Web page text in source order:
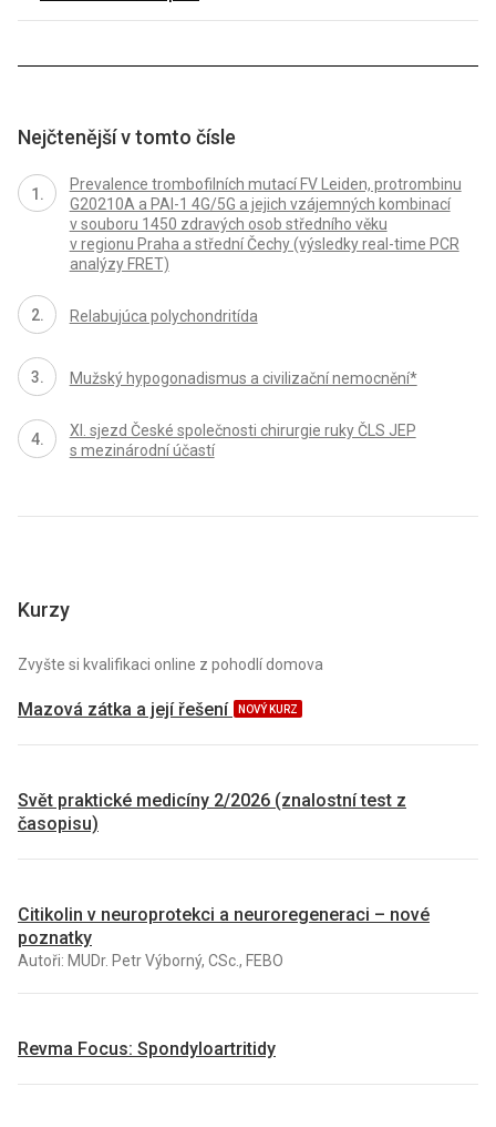
Nejčtenější v tomto čísle
Prevalence trombofilních mutací FV Leiden, protrombinu
G20210A a PAI-1 4G/5G a jejich vzájemných kombinací
v souboru 1450 zdravých osob středního věku
v regionu Praha a střední Čechy (výsledky real-time PCR
analýzy FRET)
Relabujúca polychondritída
Mužský hypogonadismus a civilizační nemocnění*
XI. sjezd České společnosti chirurgie ruky ČLS JEP
s mezinárodní účastí
Kurzy
Zvyšte si kvalifikaci online z pohodlí domova
Mazová zátka a její řešení NOVÝ KURZ
Svět praktické medicíny 2/2026 (znalostní test z
časopisu)
Citikolin v neuroprotekci a neuroregeneraci – nové
poznatky
Autoři: MUDr. Petr Výborný, CSc., FEBO
Revma Focus: Spondyloartritidy